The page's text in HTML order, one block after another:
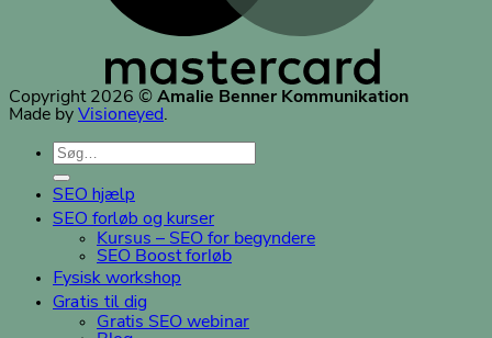
Copyright 2026 © Amalie Benner Kommunikation
Made by Visioneyed.
Søg
efter:
SEO hjælp
SEO forløb og kurser
Kursus – SEO for begyndere
SEO Boost forløb
Fysisk workshop
Gratis til dig
Gratis SEO webinar